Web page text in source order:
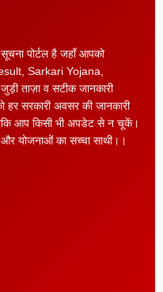
पोर्टल है जहाँ आपको
Sarkari Yojana,
ताज़ा व सटीक जानकारी
हर सरकारी अवसर की जानकारी
आप किसी भी अपडेट से न चूकें।
योजनाओं का सच्चा साथी।।